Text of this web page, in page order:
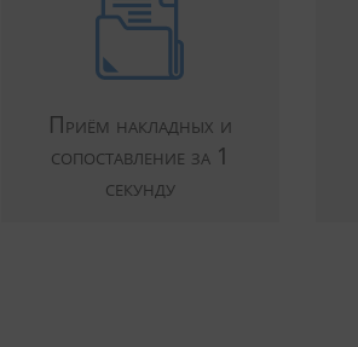
Приём накладных и
сопоставление за 1
секунду